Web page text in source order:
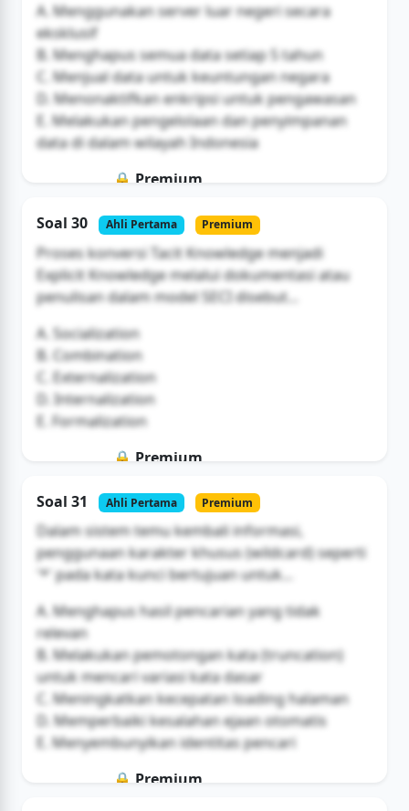
A. Menggunakan server luar negeri secara
eksklusif
B. Menghapus semua data setiap 5 tahun
C. Menjual data untuk keuntungan negara
D. Menonaktifkan enkripsi untuk pengawasan
E. Melakukan pengelolaan dan penyimpanan
data di dalam wilayah Indonesia
🔒 Premium
Buka Akses
Soal 30 Ahli Pertama Premium
Proses konversi Tacit Knowledge menjadi
Explicit Knowledge melalui dokumentasi atau
penulisan dalam model SECI disebut...
A. Socialization
B. Combination
C. Externalization
D. Internalization
E. Formalization
🔒 Premium
Buka Akses
Soal 31 Ahli Pertama Premium
Dalam sistem temu kembali informasi,
penggunaan karakter khusus (wildcard) seperti
'*' pada kata kunci bertujuan untuk...
A. Menghapus hasil pencarian yang tidak
relevan
B. Melakukan pemotongan kata (truncation)
untuk mencari variasi kata dasar
C. Meningkatkan kecepatan loading halaman
D. Memperbaiki kesalahan ejaan otomatis
E. Menyembunyikan identitas pencari
🔒 Premium